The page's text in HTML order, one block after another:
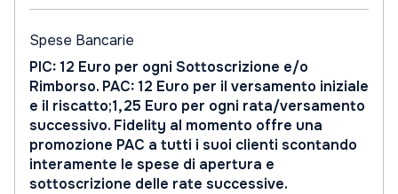
Spese Bancarie
PIC: 12 Euro per ogni Sottoscrizione e/o
Rimborso. PAC: 12 Euro per il versamento iniziale
e il riscatto;1,25 Euro per ogni rata/versamento
successivo. Fidelity al momento offre una
promozione PAC a tutti i suoi clienti scontando
interamente le spese di apertura e
sottoscrizione delle rate successive.